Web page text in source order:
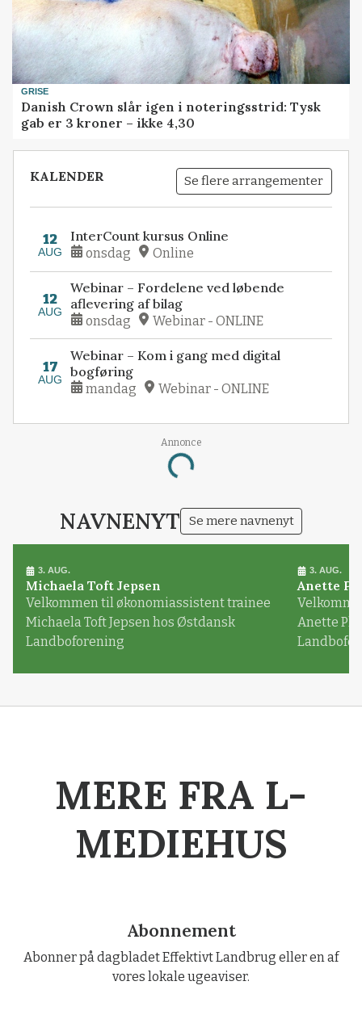
GRISE
Danish Crown slår igen i noteringsstrid: Tysk
gab er 3 kroner – ikke 4,30
KALENDER Se flere arrangementer
12
AUG
InterCount kursus Online
onsdag Online
12
AUG
Webinar – Fordelene ved løbende
aflevering af bilag
onsdag Webinar - ONLINE
17
AUG
Webinar – Kom i gang med digital
bogføring
mandag Webinar - ONLINE
Annonce
Loading...
NAVNENYT Se mere navnenyt
3. AUG.
Michaela Toft Jepsen
Velkommen til økonomiassistent trainee
Michaela Toft Jepsen hos Østdansk
Landboforening
3. AUG.
Anette
Anette
MERE FRA L-
MEDIEHUS
Abonnement
Abonner på dagbladet Effektivt Landbrug eller en af
vores lokale ugeaviser.